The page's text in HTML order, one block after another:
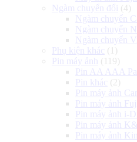
Ngàm chuyển đổi (4)
Ngàm chuyển
Ngàm chuyển
Ngàm chuyển
Phụ kiện khác (1)
Pin máy ảnh
(119)
Pin AA AAA
Pin khác (2)
Pin máy ảnh
Pin máy ảnh
Pin máy ảnh i-
Pin máy ảnh
Pin máy ảnh